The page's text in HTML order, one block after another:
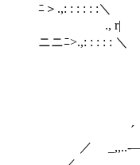
ﾆ＞.,: : : : : :＼
., r| /ニニ|ニ
ニニﾆ>.,: : : : : ＼
´
／ _,,..-